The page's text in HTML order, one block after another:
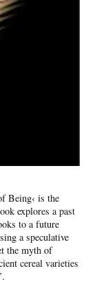
Being‹ is the
explores a past
to a future
a speculative
the myth of
cereal varieties